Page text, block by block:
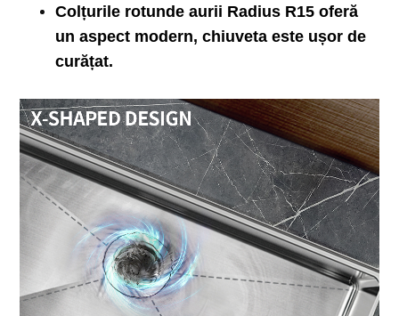
Colțurile rotunde aurii Radius R15 oferă
un aspect modern, chiuveta este ușor de
curățat.